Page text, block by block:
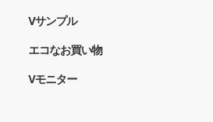
Vサンプル
エコなお買い物
Vモニター